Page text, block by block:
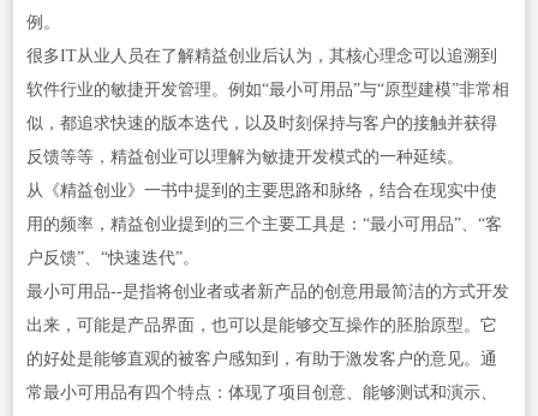
例。
很多IT从业人员在了解精益创业后认为，其核心理念可以追溯到
软件行业的敏捷开发管理。例如“最小可用品”与“原型建模”非常相
似，都追求快速的版本迭代，以及时刻保持与客户的接触并获得
反馈等等，精益创业可以理解为敏捷开发模式的一种延续。
从《精益创业》一书中提到的主要思路和脉络，结合在现实中使
用的频率，精益创业提到的三个主要工具是：“最小可用品”、“客
户反馈”、“快速迭代”。
最小可用品--是指将创业者或者新产品的创意用最简洁的方式开发
出来，可能是产品界面，也可以是能够交互操作的胚胎原型。它
的好处是能够直观的被客户感知到，有助于激发客户的意见。通
常最小可用品有四个特点：体现了项目创意、能够测试和演示、